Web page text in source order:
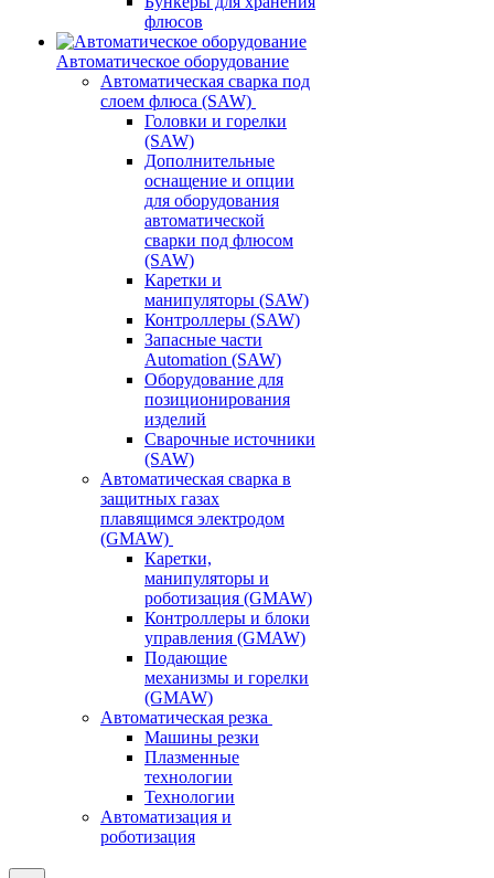
флюсов
Автоматическое оборудование
Автоматическая сварка под
слоем флюса (SAW)
Головки и горелки
(SAW)
Дополнительные
оснащение и опции
для оборудования
автоматической
сварки под флюсом
(SAW)
Каретки и
манипуляторы (SAW)
Контроллеры (SAW)
Запасные части
Automation (SAW)
Оборудование для
позиционирования
изделий
Сварочные источники
(SAW)
Автоматическая сварка в
защитных газах
плавящимся электродом
(GMAW)
Каретки,
манипуляторы и
роботизация (GMAW)
Контроллеры и блоки
управления (GMAW)
Подающие
механизмы и горелки
(GMAW)
Автоматическая резка
Машины резки
Плазменные
технологии
Технологии
Автоматизация и
роботизация